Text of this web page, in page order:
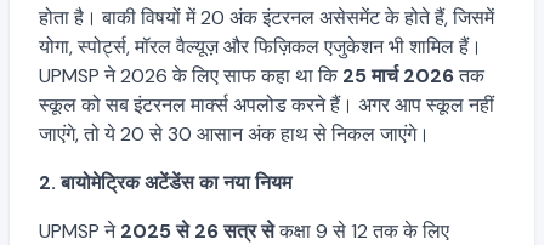
होता है। बाकी विषयों में 20 अंक इंटरनल असेसमेंट के होते हैं, जिसमें
योगा, स्पोर्ट्स, मॉरल वैल्यूज़ और फिज़िकल एजुकेशन भी शामिल हैं।
UPMSP ने 2026 के लिए साफ कहा था कि 25 मार्च 2026तक
स्कूल को सब इंटरनल मार्क्स अपलोड करने हैं। अगर आप स्कूल नहीं
जाएंगे, तो ये 20 से 30 आसान अंक हाथ से निकल जाएंगे।
2. बायोमेट्रिक अटेंडेंस का नया नियम
UPMSP ने2025 से 26 सत्र सेकक्षा 9 से 12 तक के लिए